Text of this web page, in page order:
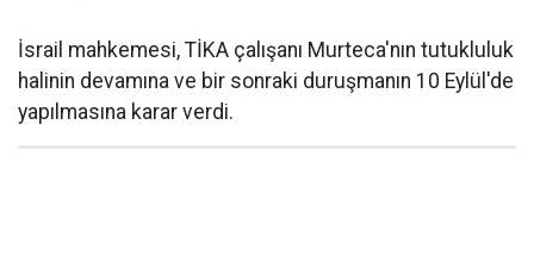
İsrail mahkemesi, TİKA çalışanı Murteca'nın tutukluluk
halinin devamına ve bir sonraki duruşmanın 10 Eylül'de
yapılmasına karar verdi.